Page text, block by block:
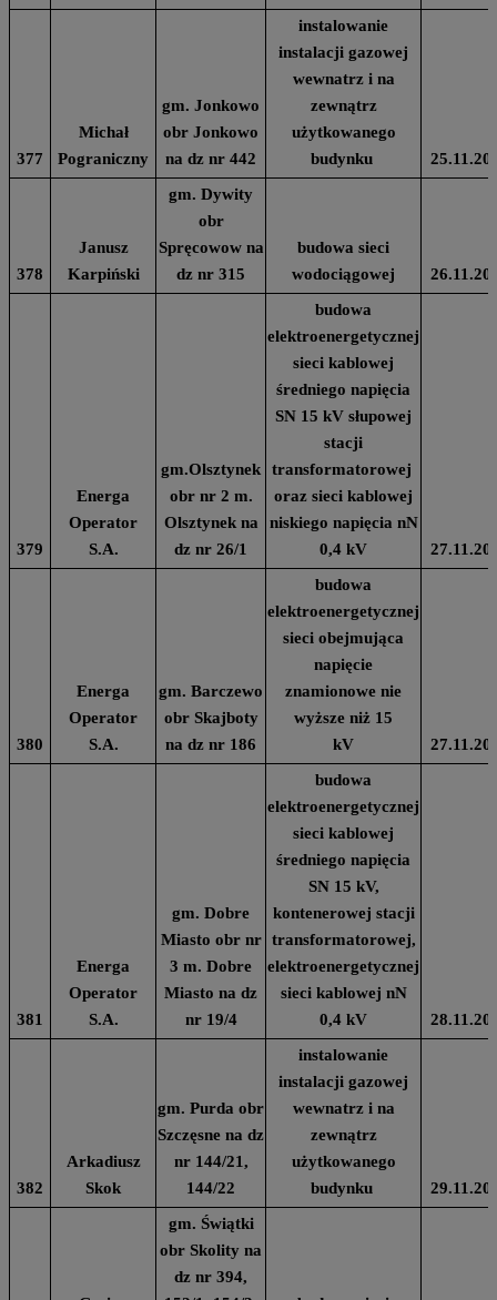
377
Michał
Pograniczny
gm. Jonkowo
obr Jonkowo
na dz nr 442
instalowanie
instalacji gazowej
wewnatrz i na
zewnątrz
użytkowanego
budynku
378
Janusz
Karpiński
gm. Dywity
obr
Spręcowow na
dz nr 315
budowa sieci
wodociągowej
379
Energa
Operator
S.A.
gm.Olsztynek
obr nr 2 m.
Olsztynek na
dz nr 26/1
budowa
elektroenergetycznej
sieci kablowej
średniego napięcia
SN 15 kV słupowej
stacji
transformatorowej
oraz sieci kablowej
niskiego napięcia nN
0,4 kV
380
Energa
Operator
S.A.
gm. Barczewo
obr Skajboty
na dz nr 186
budowa
elektroenergetycznej
sieci obejmująca
napięcie
znamionowe nie
wyższe niż 15
kV
381
Energa
Operator
S.A.
gm. Dobre
Miasto obr nr
3 m. Dobre
Miasto na dz
nr 19/4
budowa
elektroenergetycznej
sieci kablowej
średniego napięcia
SN 15 kV,
kontenerowej stacji
transformatorowej,
elektroenergetycznej
sieci kablowej nN
0,4 kV
382
Arkadiusz
Skok
gm. Purda obr
Szczęsne na dz
nr 144/21,
144/22
instalowanie
instalacji gazowej
wewnatrz i na
zewnątrz
użytkowanego
budynku
gm. Świątki
obr Skolity na
dz nr 394,